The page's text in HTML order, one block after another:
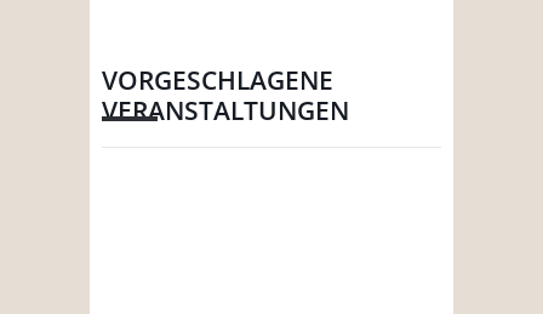
VORGESCHLAGENE
VERANSTALTUNGEN